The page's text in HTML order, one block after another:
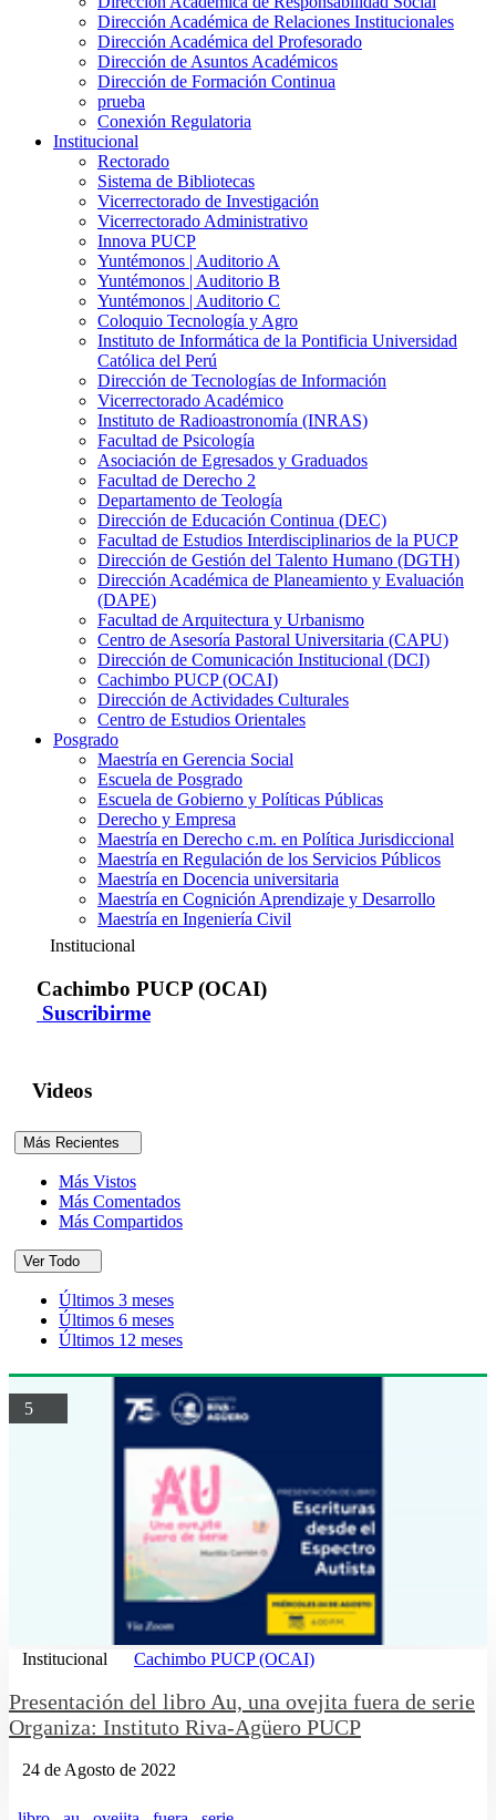
Dirección Académica de Relaciones Institucionales
Dirección Académica del Profesorado
Dirección de Asuntos Académicos
Dirección de Formación Continua
prueba
Conexión Regulatoria
Institucional
Rectorado
Sistema de Bibliotecas
Vicerrectorado de Investigación
Vicerrectorado Administrativo
Innova PUCP
Yuntémonos | Auditorio A
Yuntémonos | Auditorio B
Yuntémonos | Auditorio C
Coloquio Tecnología y Agro
Instituto de Informática de la Pontificia Universidad
Católica del Perú
Dirección de Tecnologías de Información
Vicerrectorado Académico
Instituto de Radioastronomía (INRAS)
Facultad de Psicología
Asociación de Egresados y Graduados
Facultad de Derecho 2
Departamento de Teología
Dirección de Educación Continua (DEC)
Facultad de Estudios Interdisciplinarios de la PUCP
Dirección de Gestión del Talento Humano (DGTH)
Dirección Académica de Planeamiento y Evaluación
(DAPE)
Facultad de Arquitectura y Urbanismo
Centro de Asesoría Pastoral Universitaria (CAPU)
Dirección de Comunicación Institucional (DCI)
Cachimbo PUCP (OCAI)
Dirección de Actividades Culturales
Centro de Estudios Orientales
Posgrado
Maestría en Gerencia Social
Escuela de Posgrado
Escuela de Gobierno y Políticas Públicas
Derecho y Empresa
Maestría en Derecho c.m. en Política Jurisdiccional
Maestría en Regulación de los Servicios Públicos
Maestría en Docencia universitaria
Maestría en Cognición Aprendizaje y Desarrollo
Maestría en Ingeniería Civil
Institucional
Cachimbo PUCP (OCAI)
Suscribirme
Videos
Más Recientes
Más Vistos
Más Comentados
Más Compartidos
Ver Todo
Últimos 3 meses
Últimos 6 meses
Últimos 12 meses
5
Institucional Cachimbo PUCP (OCAI)
Presentación del libro Au, una ovejita fuera de serie
Organiza: Instituto Riva-Agüero PUCP
24 de Agosto de 2022